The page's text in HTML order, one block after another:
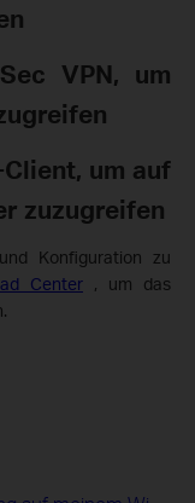
VPN, um
um auf
zuzugreifen
Konfiguration zu
Center , um das